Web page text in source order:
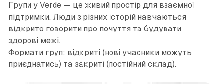
Групи у Verde — це живий простір для взаємної
підтримки. Люди з різних історій навчаються
відкрито говорити про почуття та будувати
здорові межі.
Формати груп: відкриті (нові учасники можуть
приєднатись) та закриті (постійний склад).